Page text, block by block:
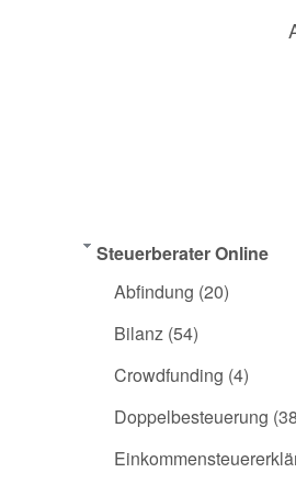
Steuerberater Online
Abfindung (20)
Bilanz (54)
Crowdfunding (4)
Doppelbesteuerung